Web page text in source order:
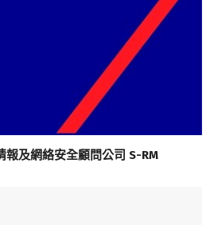
報及網絡安全顧問公司 S-RM